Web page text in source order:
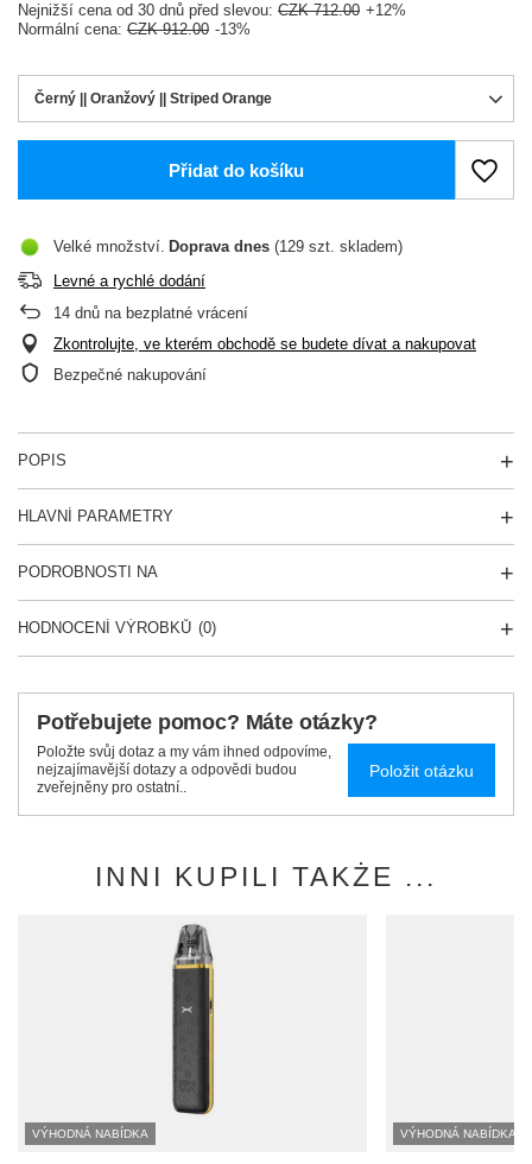
Černý || Oranžový || Striped Orange
Nejnižší cena od 30 dnů před slevou: CZK 712.00 +12%
Normální cena: CZK 912.00 -13%
Přidat do košíku
Velké množství Doprava dnes (129 szt. skladem)
Levné a rychlé dodání
14 dnů na bezplatné vrácení
Zkontrolujte, ve kterém obchodě se budete dívat a nakupovat
Bezpečné nakupování
POPIS
HLAVNÍ PARAMETRY
PODROBNOSTI NA
HODNOCENÍ VÝROBKŮ (0)
Potřebujete pomoc? Máte otázky?
Položte svůj dotaz a my vám ihned odpovíme,
nejzajímavější dotazy a odpovědi budou
zveřejněny pro ostatní..
Položit otázku
INNI KUPILI TAKŻE ...
VÝHODNÁ NABÍDKA VÝHODNÁ NABÍDKA